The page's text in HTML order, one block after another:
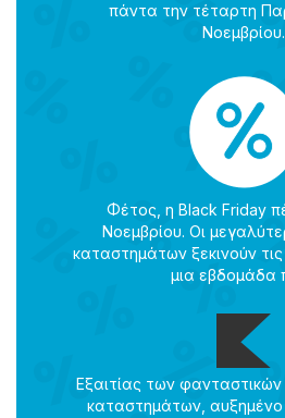
πάντα την τέταρτη
Νοεμβρίου.
Φέτος, η Black Friday
Νοεμβρίου. Οι
καταστημάτων ξεκινούν
μια εβδομάδα
Εξαιτίας των
καταστημάτων,